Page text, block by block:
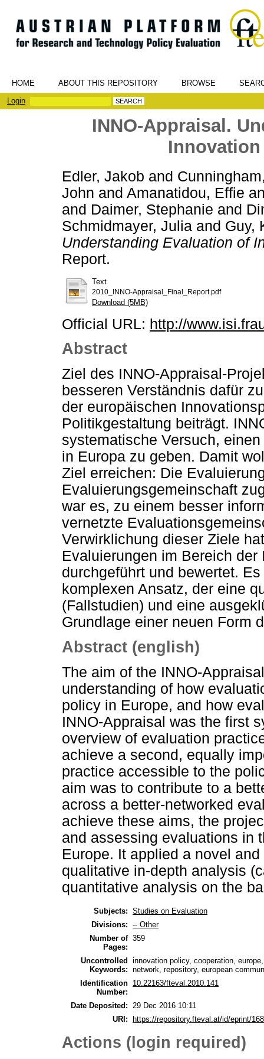
HOME ABOUT THIS REPOSITORY BROWSE
Login
INNO-Appraisal.
Edler, Jakob and
John and Amanatidou, Effie
and Daimer, Stephanie and
Schmidmayer, Julia and Guy,
Understanding Evaluation of
Report.
Text
2010_INNO-Appraisal_Final_Report.pdf
Download (5MB)
Official URL: http://
Abstract
Ziel des INNO-Appraisal-
besseren Verständnis dafür
der europäischen
Politikgestaltung beiträgt.
systematische Versuch,
in Europa zu geben. Damit
Ziel erreichen: Die
Evaluierungsgemeinschaft
war es, zu einem besser
vernetzte
Verwirklichung dieser Ziele
Evaluierungen im Bereich
durchgeführt und bewertet.
komplexen Ansatz, der eine
(Fallstudien) und eine
Grundlage einer neuen Form
Abstract (english)
The aim of the INNO-
understanding of how
policy in Europe, and how
INNO-Appraisal was the first
overview of evaluation
achieve a second, equally
practice accessible to the
aim was to contribute to a
across a better-networked
achieve these aims, the
and assessing evaluations in
Europe. It applied a novel
qualitative in-depth analysis
quantitative analysis on the
Subjects: Studies on Evaluation
Divisions: -- Other
Number of
Pages:
359
Uncontrolled
Keywords:
innovation policy, cooperation,
network, repository, european
Identification
Number:
10.22163/fteval.2010.141
Date Deposited:
29 Dec 2016 10:11
URI: https://repository.fteval.at/id/eprint/168
Actions (login required)